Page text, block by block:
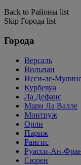
Back to Районы list
Skip Города list
Города
Версаль
Вильпан
Исси-ле-
Курбевуа
Ла Дефанс
Марн Ла Валле
Монтруж
Орли
Париж
Рангис
Руасси-Ан-
Сюрен